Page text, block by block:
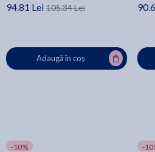
94.81 Lei 105.34 Lei
Adaugă în coș
-10% -